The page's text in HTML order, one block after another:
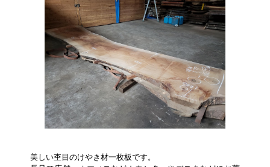
美しい杢目のけやき材一枚板です。